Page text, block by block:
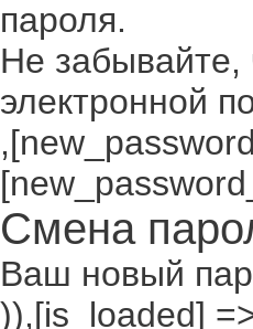
пароля.
Не забывайте,
электронной
Смена
Ваш новый
)),[is_loaded]